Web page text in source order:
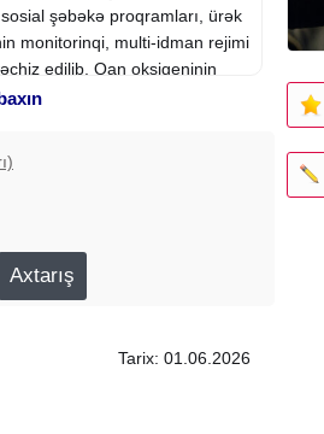
şəbəkə proqramları, ürək
monitorinqi, multi-idman rejimi
edilib. Qan oksigeninin
və mesaj xatırlatma, oturaq
dərəcəsi sensoru var. Model
nəzarət etməyə kömək
kalorilərin sayını izləməyə
zənglərini dəstəkləyir.
təqvim, kalkulyator,
qaçış, velosiped sürmə,
Tarix: 01.06.2026